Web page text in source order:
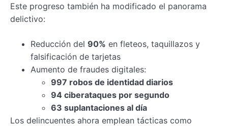
Este progreso también ha modificado el panorama
delictivo:
Reducción del 90% en fleteos, taquillazos y
falsificación de tarjetas
Aumento de fraudes digitales:
997 robos de identidad diarios
94 ciberataques por segundo
63 suplantaciones al día
Los delincuentes ahora emplean tácticas como